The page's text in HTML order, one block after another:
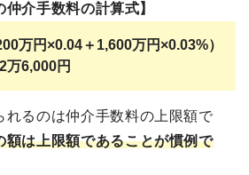
仲介手数料の計算式】
万円×0.04＋1,600万円×0.03%）
万6,000円
れるのは仲介手数料の上限額で
額は上限額であることが慣例で